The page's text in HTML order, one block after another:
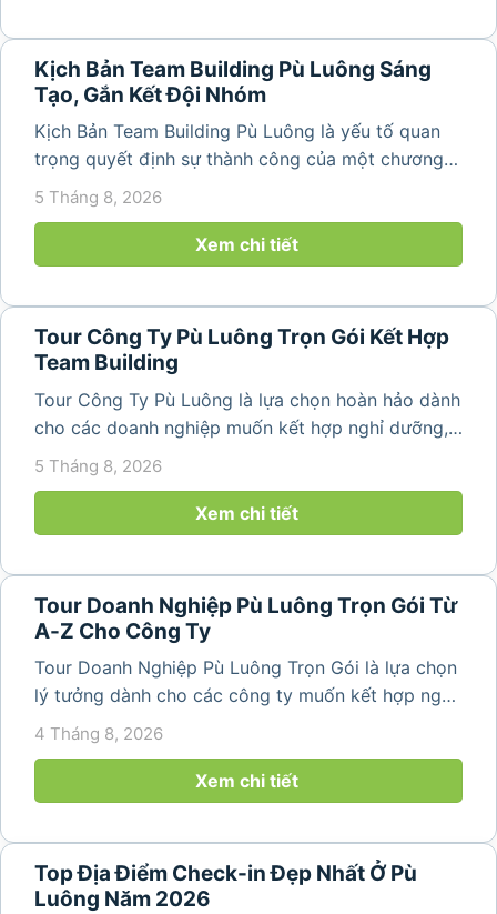
Kịch Bản Team Building Pù Luông Sáng
Tạo, Gắn Kết Đội Nhóm
Kịch Bản Team Building Pù Luông là yếu tố quan
trọng quyết định sự thành công của một chương
trình du lịch doanh nghiệp. Một kịch bản được xây
giây vui vẻ, sôi động mà còn...
5 Tháng 8, 2026
Xem chi tiết
Tour Công Ty Pù Luông Trọn Gói Kết Hợp
Team Building
Tour Công Ty Pù Luông là lựa chọn hoàn hảo dành
cho các doanh nghiệp muốn kết hợp nghỉ dưỡng,
team building và gắn kết tập thể trong không gian
thiên nhiên trong lành. Chỉ cách Hà Nội và Thanh
Hóa vài giờ di chuyển,...
5 Tháng 8, 2026
Xem chi tiết
Tour Doanh Nghiệp Pù Luông Trọn Gói Từ
A-Z Cho Công Ty
Tour Doanh Nghiệp Pù Luông Trọn Gói là lựa chọn
lý tưởng dành cho các công ty muốn kết hợp nghỉ
dưỡng, gắn kết đội ngũ và tái tạo năng lượng sau
thiên nhiên trong lành,...
4 Tháng 8, 2026
Xem chi tiết
Top Địa Điểm Check-in Đẹp Nhất Ở Pù
Luông Năm 2026